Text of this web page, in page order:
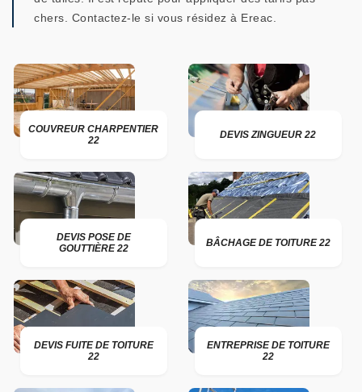
chers. Contactez-le si vous résidez à Ereac.
COUVREUR CHARPENTIER
22
DEVIS ZINGUEUR 22
DEVIS POSE DE
GOUTTIÈRE 22
BÂCHAGE DE TOITURE 22
DEVIS FUITE DE TOITURE
22
ENTREPRISE DE TOITURE
22